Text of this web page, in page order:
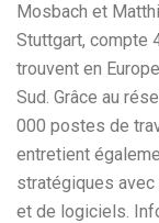
Mosbach et
Stuttgart, compte
trouvent en
Sud. Grâce au
000 postes de
entretient
stratégiques
et de logiciels.